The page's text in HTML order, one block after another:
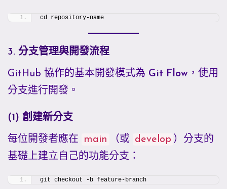
cd repository-name
3. 分支管理與開發流程
GitHub 協作的基本開發模式為 Git Flow ，使用
分支進行開發。
(1) 創建新分支
每位開發者應在 main （或 develop ）分支的
基礎上建立自己的功能分支：
git checkout -b feature-branch